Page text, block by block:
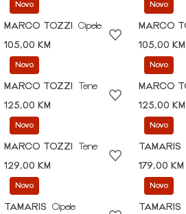
Novo
MARCO TOZZI
Cipele
105,00 KM
Novo
MARCO
105,00 KM
Novo
MARCO TOZZI
Tene
125,00 KM
Novo
MARCO
125,00 KM
Novo
MARCO TOZZI
Tene
129,00 KM
Novo
TAMARIS
179,00 KM
Novo
TAMARIS
Cipele
Novo
TAMARIS